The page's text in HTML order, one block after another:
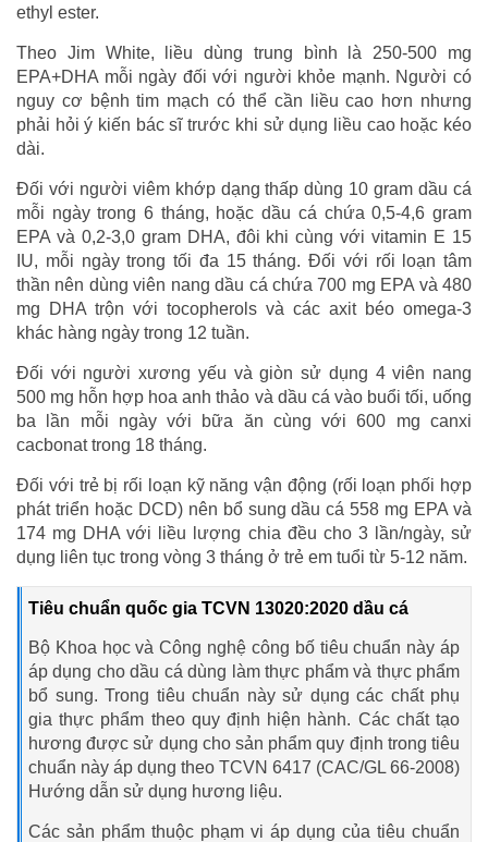
ethyl ester.
Theo Jim White, liều dùng trung bình là 250-500 mg
EPA+DHA mỗi ngày đối với người khỏe mạnh. Người có
nguy cơ bệnh tim mạch có thể cần liều cao hơn nhưng
phải hỏi ý kiến bác sĩ trước khi sử dụng liều cao hoặc kéo
dài.
Đối với người viêm khớp dạng thấp dùng 10 gram dầu cá
mỗi ngày trong 6 tháng, hoặc dầu cá chứa 0,5-4,6 gram
EPA và 0,2-3,0 gram DHA, đôi khi cùng với vitamin E 15
IU, mỗi ngày trong tối đa 15 tháng. Đối với rối loạn tâm
thần nên dùng viên nang dầu cá chứa 700 mg EPA và 480
mg DHA trộn với tocopherols và các axit béo omega-3
khác hàng ngày trong 12 tuần.
Đối với người xương yếu và giòn sử dụng 4 viên nang
500 mg hỗn hợp hoa anh thảo và dầu cá vào buổi tối, uống
ba lần mỗi ngày với bữa ăn cùng với 600 mg canxi
cacbonat trong 18 tháng.
Đối với trẻ bị rối loạn kỹ năng vận động (rối loạn phối hợp
phát triển hoặc DCD) nên bổ sung dầu cá 558 mg EPA và
174 mg DHA với liều lượng chia đều cho 3 lần/ngày, sử
dụng liên tục trong vòng 3 tháng ở trẻ em tuổi từ 5-12 năm.
Tiêu chuẩn quốc gia TCVN 13020:2020 dầu cá
Bộ Khoa học và Công nghệ công bố tiêu chuẩn này áp
áp dụng cho dầu cá dùng làm thực phẩm và thực phẩm
bổ sung. Trong tiêu chuẩn này sử dụng các chất phụ
gia thực phẩm theo quy định hiện hành. Các chất tạo
hương được sử dụng cho sản phẩm quy định trong tiêu
chuẩn này áp dụng theo TCVN 6417 (CAC/GL 66-2008)
Hướng dẫn sử dụng hương liệu.
Các sản phẩm thuộc phạm vi áp dụng của tiêu chuẩn